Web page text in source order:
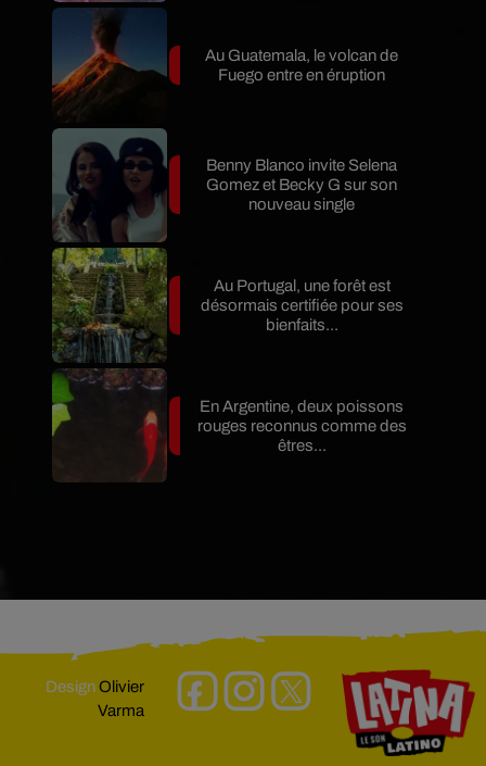
Au Guatemala, le volcan de
Fuego entre en éruption
Benny Blanco invite Selena
Gomez et Becky G sur son
nouveau single
Au Portugal, une forêt est
désormais certifiée pour ses
bienfaits...
En Argentine, deux poissons
rouges reconnus comme des
êtres...
DesignOlivier
Varma